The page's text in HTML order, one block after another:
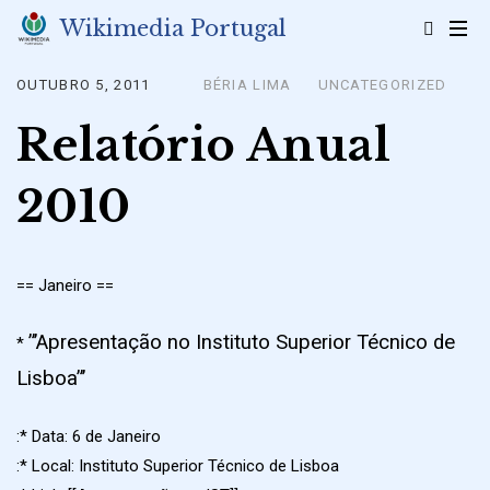
Skip
Wikimedia Portugal
Posted
OUTUBRO 5, 2011 BÉRIA LIMA UNCATEGORIZED
Relatório Anual
2010
== Janeiro ==
* ”’Apresentação no Instituto Superior Técnico de
Lisboa”’
:* Data: 6 de Janeiro
:* Local: Instituto Superior Técnico de Lisboa